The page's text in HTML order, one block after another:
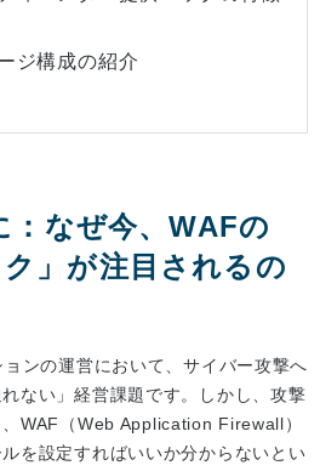
ジ構成の紹介
：なぜ今、WAFの
ク」が注目されるの
ンの運営において、サイバー攻撃へ
ない」経営課題です。しかし、攻撃
WAF（Web Application Firewall）
を設定すればいいか分からないとい